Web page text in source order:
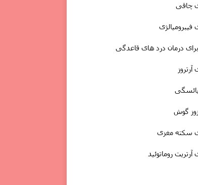
چاقی
درمان درد های قاعدگی
گوش
سکته مغزى
روماتوئید